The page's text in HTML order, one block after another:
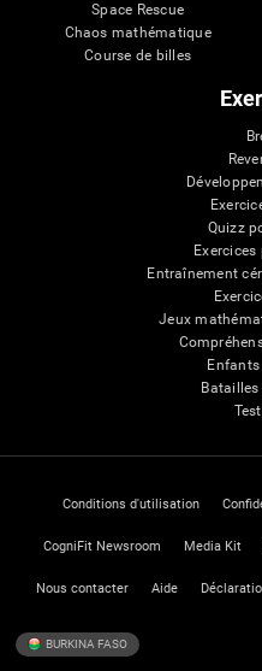
Space Rescue
Chaos mathématique
Course de billes
Quizz
Entraînement
Jeux
Conditions d'utilisation
CogniFit Newsroom Media Kit
Nous contacter Aide
BURKINA FASO